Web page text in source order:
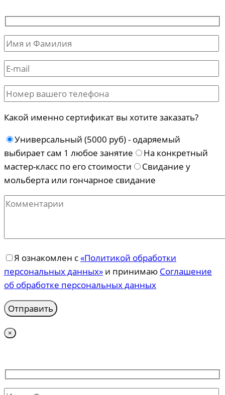
Какой именно сертификат вы хотите заказать?
Универсальный (5000 руб) - одаряемый
выбирает сам 1 любое занятие
На конкретный
мастер-класс по его стоимости
Свидание у
мольберта или гончарное свидание
Я ознакомлен с«Политикой обработки
персональных данных» и принимаю Соглашение
об обработке персональных данных
×